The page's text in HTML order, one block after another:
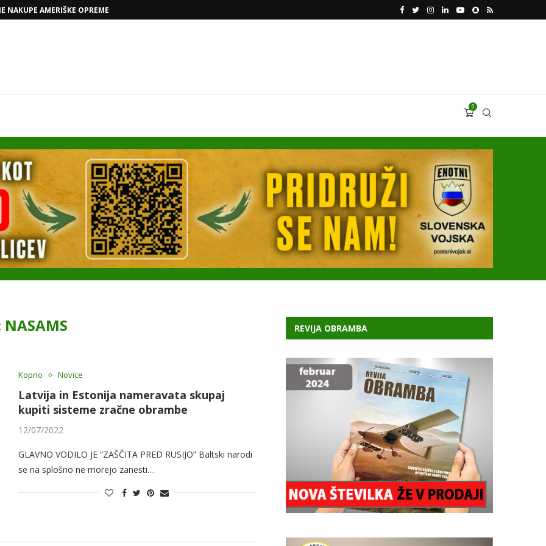
NAKUPE AMERIŠKE OPREME KATARSKI DELNIČAR ZAPLETEL VOLKSWAGNOVE
0
NASAMS
Kopno Novice
Latvija in Estonija nameravata skupaj
kupiti sisteme zračne obrambe
12/07/2022
GLAVNO VODILO JE “ZAŠČITA PRED RUSIJO” Baltski narodi
se na splošno ne morejo zanesti…
REVIJA OBRAMBA